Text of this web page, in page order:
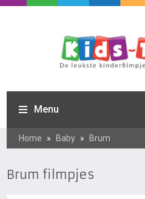
Menu
Home » Baby » Brum
Brum filmpjes